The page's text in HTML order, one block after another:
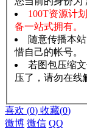
100T资源计
备一站式拥有。
随意传播本
惜自己的帐号。
若图包压缩
压了，请勿在线
喜欢 (0) 收藏(0)
微博 微信 QQ